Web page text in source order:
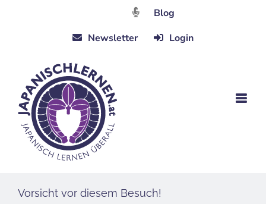
Blog
Newsletter
Login
Vorsicht vor diesem Besuch!